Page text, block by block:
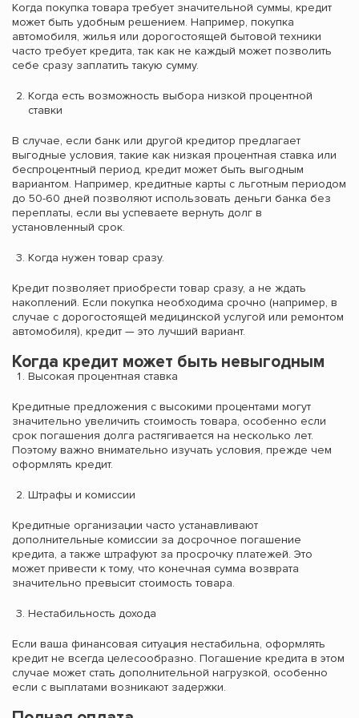
Когда покупка товара требует значительной суммы, кредит
может быть удобным решением. Например, покупка
автомобиля, жилья или дорогостоящей бытовой техники
часто требует кредита, так как не каждый может позволить
себе сразу заплатить такую сумму.
Когда есть возможность выбора низкой процентной
ставки
В случае, если банк или другой кредитор предлагает
выгодные условия, такие как низкая процентная ставка или
беспроцентный период, кредит может быть выгодным
вариантом. Например, кредитные карты с льготным периодом
до 50-60 дней позволяют использовать деньги банка без
переплаты, если вы успеваете вернуть долг в
установленный срок.
Когда нужен товар сразу.
Кредит позволяет приобрести товар сразу, а не ждать
накоплений. Если покупка необходима срочно (например, в
случае с дорогостоящей медицинской услугой или ремонтом
автомобиля), кредит — это лучший вариант.
Когда кредит может быть невыгодным
Высокая процентная ставка
Кредитные предложения с высокими процентами могут
значительно увеличить стоимость товара, особенно если
срок погашения долга растягивается на несколько лет.
Поэтому важно внимательно изучать условия, прежде чем
оформлять кредит.
Штрафы и комиссии
Кредитные организации часто устанавливают
дополнительные комиссии за досрочное погашение
кредита, а также штрафуют за просрочку платежей. Это
может привести к тому, что конечная сумма возврата
значительно превысит стоимость товара.
Нестабильность дохода
Если ваша финансовая ситуация нестабильна, оформлять
кредит не всегда целесообразно. Погашение кредита в этом
случае может стать дополнительной нагрузкой, особенно
если с выплатами возникают задержки.